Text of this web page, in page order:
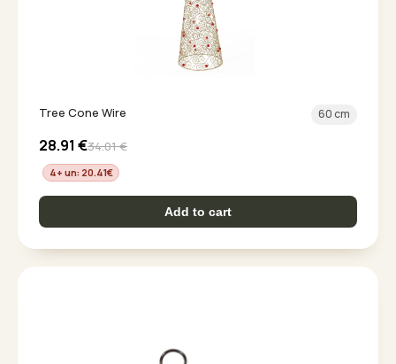
Tree Cone Wire 60 cm
28.91 €34.01€
4+ un: 20.41€
Add to cart